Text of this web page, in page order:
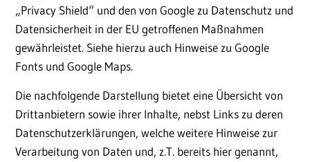
„Privacy Shield“ und den von Google zu Datenschutz und
Datensicherheit in der EU getroffenen Maßnahmen
gewährleistet. Siehe hierzu auch Hinweise zu Google
Fonts und Google Maps.
Die nachfolgende Darstellung bietet eine Übersicht von
Drittanbietern sowie ihrer Inhalte, nebst Links zu deren
Datenschutzerklärungen, welche weitere Hinweise zur
Verarbeitung von Daten und, z.T. bereits hier genannt,